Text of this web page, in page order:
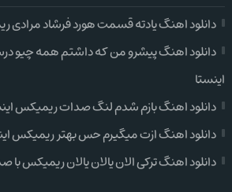
دانلود اهنگ یادته قسمت هورد فرشاد مرادی
دانلود اهنگ پیشرو من که داشتم همه چیو
اینستا
دانلود اهنگ بازم شدم لنگ صدات ریمیکس
دانلود اهنگ ازت میگیرم حس بهتر ریمیکس
دانلود اهنگ ترکی الان یالان یالان ریمیکس با